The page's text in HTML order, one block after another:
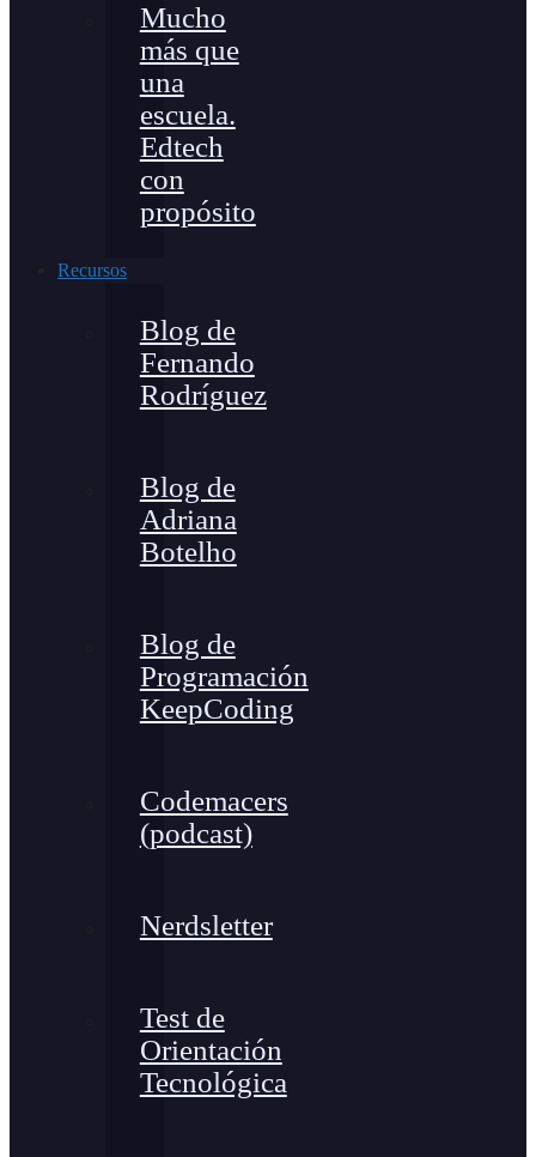
Mucho
más que
una
escuela.
Edtech
con
propósito
Recursos
Blog de
Fernando
Rodríguez
Blog de
Adriana
Botelho
Blog de
Programación
KeepCoding
Codemacers
(podcast)
Nerdsletter
Test de
Orientación
Tecnológica